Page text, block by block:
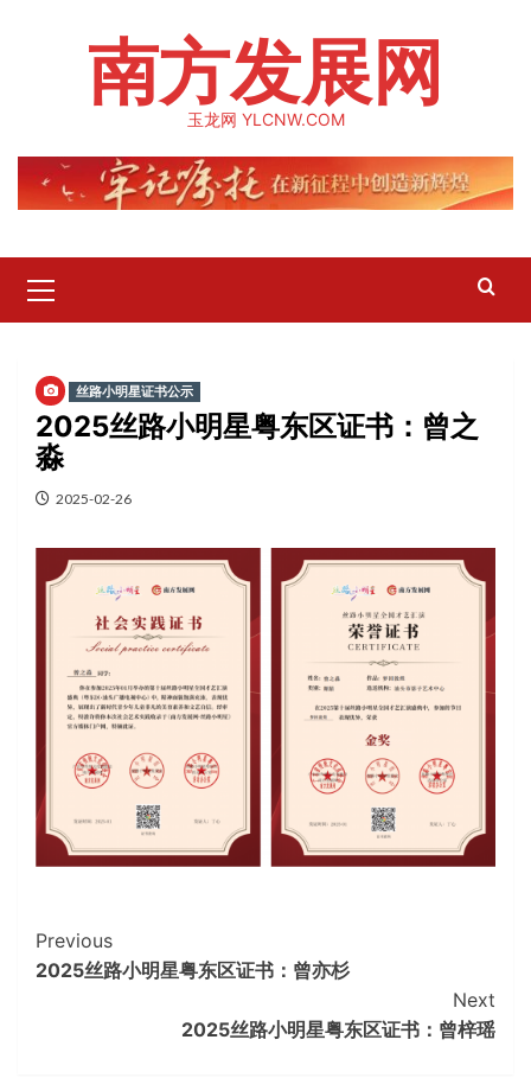
南方发展网
玉龙网 YLCNW.COM
Menu
丝路小明星证书公示
2025丝路小明星粤东区证书：曾之
淼
2025-02-26
Continue
Reading
Previous
2025丝路小明星粤东区证书：曾亦杉
Next
2025丝路小明星粤东区证书：曾梓瑶